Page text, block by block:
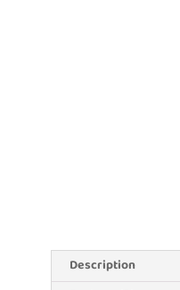
Description